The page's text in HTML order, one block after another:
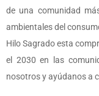
de una comunidad
ambientales del
Hilo Sagrado esta
el 2030 en las
nosotros y ayúdanos a